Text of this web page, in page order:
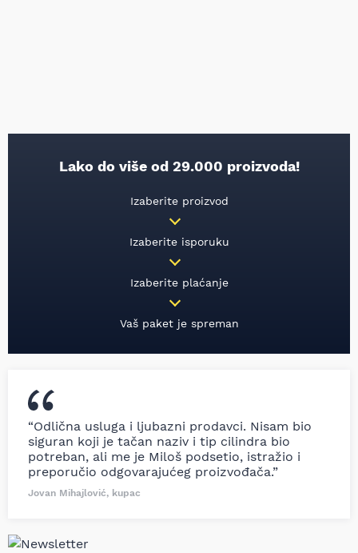
Lako do više od 29.000 proizvoda!
Izaberite proizvod
Izaberite isporuku
Izaberite plaćanje
Vaš paket je spreman
“Odlična usluga i ljubazni prodavci. Nisam bio
siguran koji je tačan naziv i tip cilindra bio
potreban, ali me je Miloš podsetio, istražio i
preporučio odgovarajućeg proizvođača.”
Jovan Mihajlović, kupac